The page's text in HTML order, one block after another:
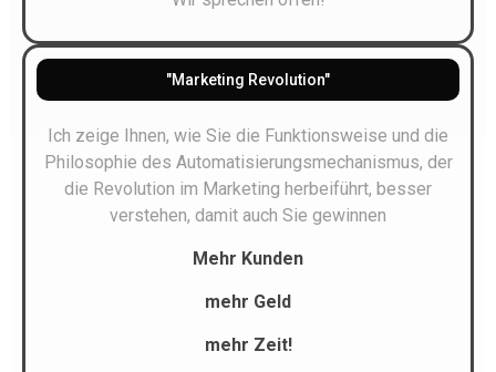
"Marketing Revolution"
Ich zeige Ihnen, wie Sie die Funktionsweise und die
Philosophie des Automatisierungsmechanismus, der
die Revolution im Marketing herbeiführt, besser
verstehen, damit auch Sie gewinnen
Mehr Kunden
mehr Geld
mehr Zeit!